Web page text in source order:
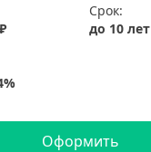
Срок:
до 10 лет
Оформить